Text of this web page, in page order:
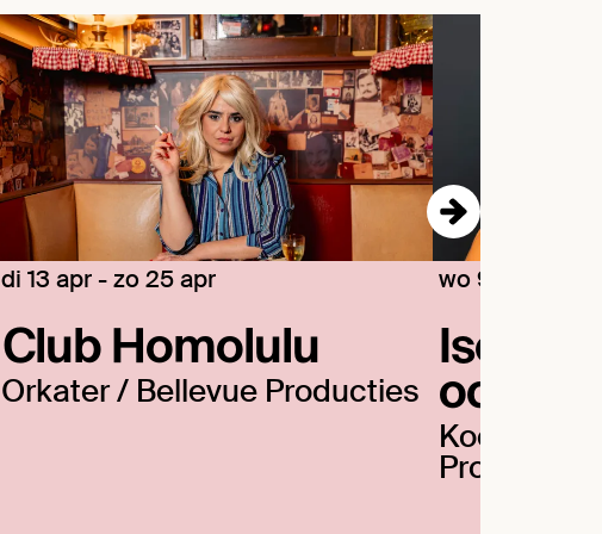
Club Homolulu
Orkater / Bellevue Producties
di 13 apr -zo 25 apr
Iseh in
Koen
Producties
wo 9 jun